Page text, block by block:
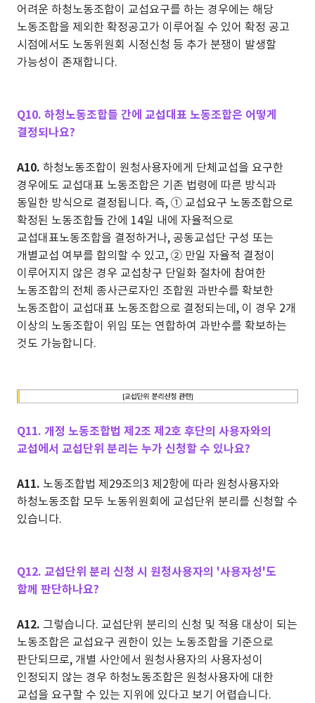
어려운 하청노동조합이 교섭요구를 하는 경우에는 해당
노동조합을 제외한 확정공고가 이루어질 수 있어 확정 공고
시점에서도 노동위원회 시정신청 등 추가 분쟁이 발생할
가능성이 존재합니다.
Q10. 하청노동조합들 간에 교섭대표 노동조합은 어떻게
결정되나요?
A10. 하청노동조합이 원청사용자에게 단체교섭을 요구한
경우에도 교섭대표 노동조합은 기존 법령에 따른 방식과
동일한 방식으로 결정됩니다. 즉, ① 교섭요구 노동조합으로
확정된 노동조합들 간에 14일 내에 자율적으로
교섭대표노동조합을 결정하거나, 공동교섭단 구성 또는
개별교섭 여부를 합의할 수 있고, ② 만일 자율적 결정이
이루어지지 않은 경우 교섭창구 단일화 절차에 참여한
노동조합의 전체 종사근로자인 조합원 과반수를 확보한
노동조합이 교섭대표 노동조합으로 결정되는데, 이 경우 2개
이상의 노동조합이 위임 또는 연합하여 과반수를 확보하는
것도 가능합니다.
Q11. 개정 노동조합법 제2조 제2호 후단의 사용자와의
교섭에서 교섭단위 분리는 누가 신청할 수 있나요?
A11. 노동조합법 제29조의3 제2항에 따라 원청사용자와
하청노동조합 모두 노동위원회에 교섭단위 분리를 신청할 수
있습니다.
Q12. 교섭단위 분리 신청 시 원청사용자의 '사용자성'도
함께 판단하나요?
A12. 그렇습니다. 교섭단위 분리의 신청 및 적용 대상이 되는
노동조합은 교섭요구 권한이 있는 노동조합을 기준으로
판단되므로, 개별 사안에서 원청사용자의 사용자성이
인정되지 않는 경우 하청노동조합은 원청사용자에 대한
교섭을 요구할 수 있는 지위에 있다고 보기 어렵습니다.